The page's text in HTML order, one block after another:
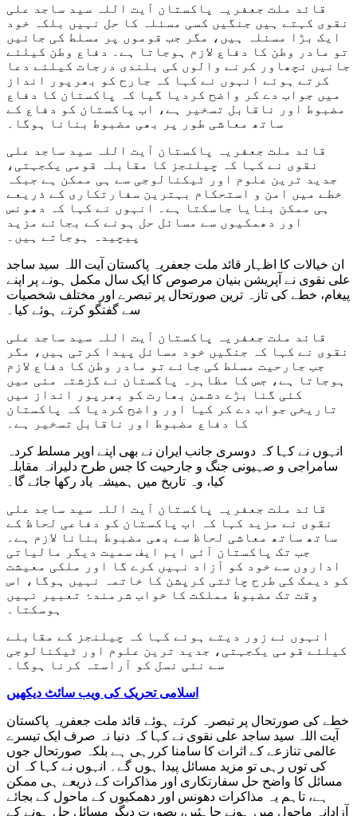
قائد ملت جعفریہ پاکستان آیت اللہ سید ساجد علی
نقوی کہتے ہیں جنگیں کسی مسئلہ کا حل نہیں بلکہ خود
ایک بڑا مسئلہ ہیں، مگر جب قوموں پر مسلط کی جائیں
تو مادر وطن کا دفاع لازم ہوجاتا ہے۔ دفاع وطن کیلئے
جانیں نچھاور کرنے والوں کی بلندی درجات کیلئے دعا
کرتے ہوئے انہوں نے کہا کہ جارح کو بھرپور انداز
میں جواب دے کر واضح کردیا گیا کہ پاکستان کا دفاع
مضبوط اور ناقابل تسخیر ہے، اب پاکستان کو دفاع کے
ساتھ معاشی طور پر بھی مضبوط بنانا ہوگا۔
قائد ملت جعفریہ پاکستان آیت اللہ سید ساجد علی
نقوی نے کہا کہ چیلنجز کا مقابلہ قومی یکجہتی،
جدید ترین علوم اور ٹیکنالوجی سے ہی ممکن ہے جبکہ
خطے میں امن و استحکام بہترین سفارتکاری کے ذریعے
ہی ممکن بنایا جاسکتا ہے۔ انہوں نے کہا کہ دھونس
اور دھمکیوں سے مسائل حل ہونے کے بجائے مزید
پیچیدہ ہوجاتے ہیں۔
ان خیالات کا اظہار قائد ملت جعفریہ پاکستان آیت اللہ سید ساجد
علی نقوی نے آپریشن بنیان مرصوص کا ایک سال مکمل ہونے پر اپنے
پیغام، خطے کی تازہ ترین صورتحال پر تبصرے اور مختلف شخصیات
سے گفتگو کرتے ہوئے کیا۔
قائد ملت جعفریہ پاکستان آیت اللہ سید ساجد علی
نقوی نے کہا کہ جنگیں خود مسائل پیدا کرتی ہیں، مگر
جب جارحیت مسلط کی جائے تو مادر وطن کا دفاع لازم
ہوجاتا ہے، جس کا مظاہرہ پاکستان نے گزشتہ مئی میں
کئی گنا بڑے دشمن بھارت کو بھرپور انداز میں
تاریخی جواب دے کر کیا اور واضح کردیا کہ پاکستان
کا دفاع مضبوط اور ناقابل تسخیر ہے۔
انہوں نے کہا کہ دوسری جانب ایران نے بھی اپنے اوپر مسلط کردہ
سامراجی و صہیونی جنگ و جارحیت کا جس طرح دلیرانہ مقابلہ
کیا، وہ تاریخ میں ہمیشہ یاد رکھا جائے گا۔
قائد ملت جعفریہ پاکستان آیت اللہ سید ساجد علی
نقوی نے مزید کہا کہ اب پاکستان کو دفاعی لحاظ کے
ساتھ ساتھ معاشی لحاظ سے بھی مضبوط بنانا لازم ہے۔
جب تک پاکستان آئی ایم ایف سمیت دیگر مالیاتی
اداروں سے خود کو آزاد نہیں کرے گا اور ملکی معیشت
کو دیمک کی طرح چاٹتی کرپشن کا خاتمہ نہیں ہوگا، اس
وقت تک مضبوط مملکت کا خواب شرمندۂ تعبیر نہیں
ہوسکتا۔
انہوں نے زور دیتے ہوئے کہا کہ چیلنجز کے مقابلے
کیلئے قومی یکجہتی، جدید ترین علوم اور ٹیکنالوجی
سے نئی نسل کو آراستہ کرنا ہوگا۔
اسلامی تحریک کی ویب سائٹ دیکھیں
خطے کی صورتحال پر تبصرہ کرتے ہوئے قائد ملت جعفریہ پاکستان
آیت اللہ سید ساجد علی نقوی نے کہا کہ دنیا نہ صرف ایک تیسرے
عالمی تنازعے کے اثرات کا سامنا کررہی ہے بلکہ صورتحال جوں
کی توں رہی تو مزید مسائل پیدا ہوں گے۔ انہوں نے کہا کہ ان
مسائل کا واضح حل سفارتکاری اور مذاکرات کے ذریعے ہی ممکن
ہے، تاہم یہ مذاکرات دھونس اور دھمکیوں کے ماحول کے بجائے
آزادانہ ماحول میں ہونے چاہئیں، بصورت دیگر مسائل حل ہونے کے